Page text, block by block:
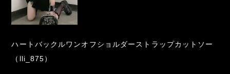
ハートバックルワンオフショルダーストラップカットソー
（lli_875）